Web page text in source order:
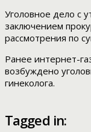
Уголовное дело с
заключением
рассмотрения по
Ранее интернет-
возбуждено
гинеколога.
Tagged in: